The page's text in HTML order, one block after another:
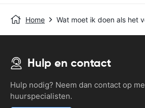
Home Wat moet ik doen als het
Hulp en contact
Hulp nodig? Neem dan contact op
huurspecialisten.